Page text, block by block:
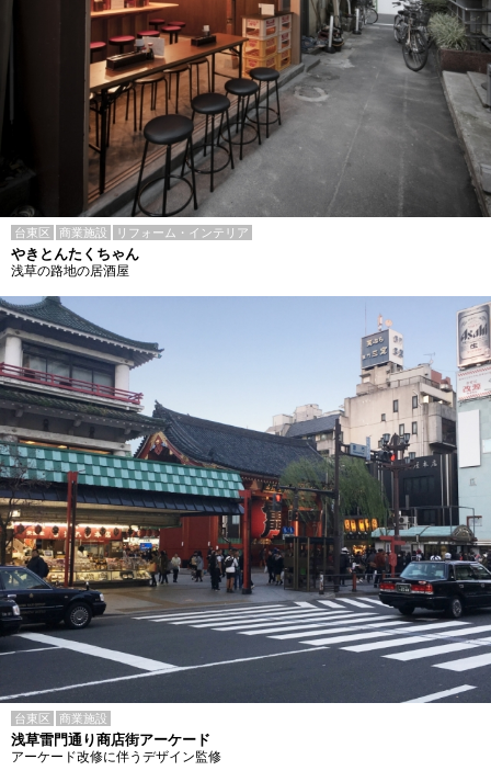
台東区 商業施設 リフォーム・インテリア
やきとんたくちゃん
浅草の路地の居酒屋
台東区 商業施設
浅草雷門通り商店街アーケード
アーケード改修に伴うデザイン監修